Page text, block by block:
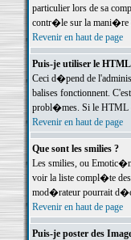
particulier lors de sa
contr�le sur la mani�re
Revenir en haut de page
Puis-je utiliser le
Ceci d�pend de
balises fonctionnent.
probl�mes. Si le HTML
Revenir en haut de page
Que sont les smilies ?
Les smilies, ou
voir la liste compl�te des
mod�rateur pourrait
Revenir en haut de page
Puis-je poster des